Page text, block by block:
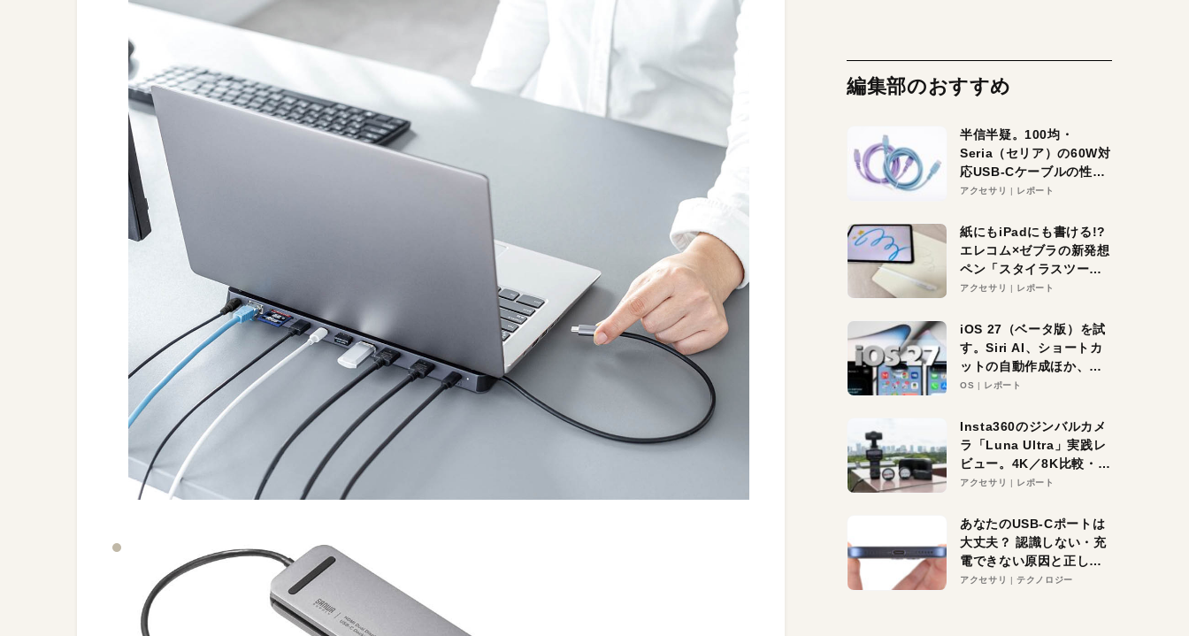
編集部のおすすめ
半信半疑。100均・
Seria（セリア）の60W対
応USB-Cケーブルの性能
を検証。超コスパの1本を
アクセサリ レポート
紙にもiPadにも書ける!?
エレコム×ゼブラの新発想
ペン「スタイラスツーウ
ェイ」レビュー。持ち替
アクセサリ レポート
iOS 27（ベータ版）を試
す。Siri AI、ショートカ
ットの自動作成ほか、期
待大の便利機能5選。
る未来はすぐそこ！
OS レポート
Insta360のジンバルカメ
ラ「Luna Ultra」実践レ
ビュー。4K／8K比較・ズ
ーム・夜間撮影をチェッ
アクセサリ レポート
あなたのUSB-Cポートは
大丈夫？ 認識しない・充
電できない原因と正しい
対策
アクセサリ テクノロジー